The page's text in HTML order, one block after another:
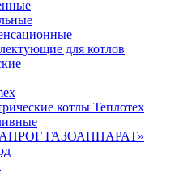
для котлов
котлы Теплотех
ГАЗОАППАРАТ»